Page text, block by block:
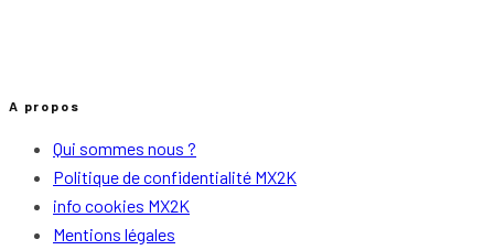
A propos
Qui sommes nous ?
Politique de confidentialité MX2K
info cookies MX2K
Mentions légales